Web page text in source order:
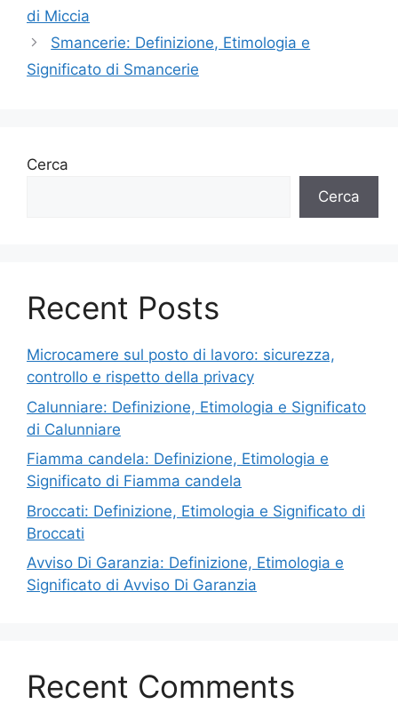
di Miccia
Smancerie: Definizione, Etimologia e
Significato di Smancerie
Cerca
Cerca
Recent Posts
Microcamere sul posto di lavoro: sicurezza,
controllo e rispetto della privacy
Calunniare: Definizione, Etimologia e Significato
di Calunniare
Fiamma candela: Definizione, Etimologia e
Significato di Fiamma candela
Broccati: Definizione, Etimologia e Significato di
Broccati
Avviso Di Garanzia: Definizione, Etimologia e
Significato di Avviso Di Garanzia
Recent Comments